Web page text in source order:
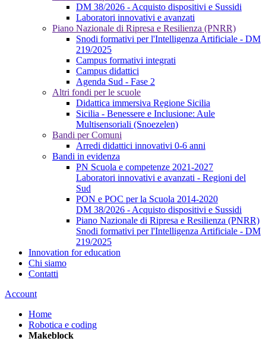
DM 38/2026 - Acquisto dispositivi e Sussidi
Laboratori innovativi e avanzati
Piano Nazionale di Ripresa e Resilienza (PNRR)
Snodi formativi per l'Intelligenza Artificiale - DM
219/2025
Campus formativi integrati
Campus didattici
Agenda Sud - Fase 2
Altri fondi per le scuole
Didattica immersiva Regione Sicilia
Sicilia - Benessere e Inclusione: Aule
Multisensoriali (Snoezelen)
Bandi per Comuni
Arredi didattici innovativi 0-6 anni
Bandi in evidenza
PN Scuola e competenze 2021-2027
Laboratori innovativi e avanzati - Regioni del
Sud
PON e POC per la Scuola 2014-2020
DM 38/2026 - Acquisto dispositivi e Sussidi
Piano Nazionale di Ripresa e Resilienza (PNRR)
Snodi formativi per l'Intelligenza Artificiale - DM
219/2025
Innovation for education
Chi siamo
Contatti
Account
Home
Robotica e coding
Makeblock